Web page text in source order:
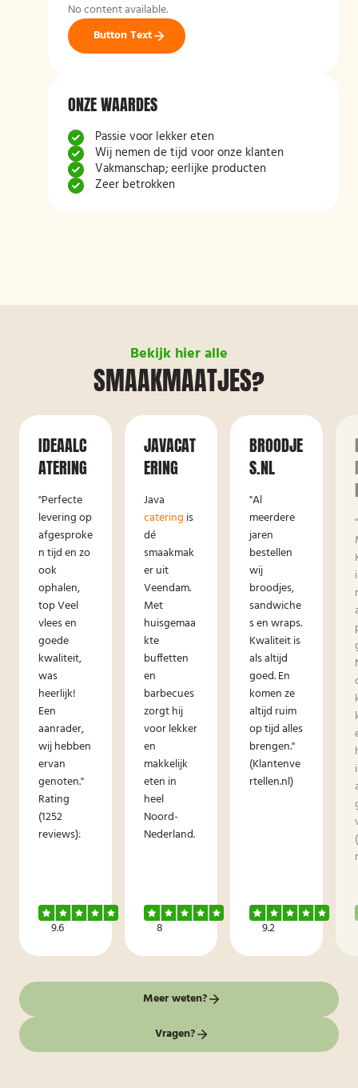
No content available.
Button Text
ONZE WAARDES
Passie voor lekker eten
Wij nemen de tijd voor onze klanten
Vakmanschap; eerlijke producten
Zeer betrokken
Bekijk hier alle
SMAAKMAATJES?
IDEAALC
ATERING
"Perfecte
levering op
afgesproke
n tijd en zo
ook
ophalen,
top Veel
vlees en
goede
kwaliteit,
was
heerlijk!
Een
aanrader,
wij hebben
ervan
genoten."
Rating
(1252
reviews):
9.6
JAVACAT
ERING
Java
catering is
dé
smaakmak
er uit
Veendam.
Met
huisgemaa
kte
buffetten
en
barbecues
zorgt hij
voor lekker
en
makkelijk
eten in
heel
Noord-
Nederland.
8
BROODJE
S.NL
"Al
meerdere
jaren
bestellen
wij
broodjes,
sandwiche
s en wraps.
Kwaliteit is
als altijd
goed. En
komen ze
altijd ruim
op tijd alles
brengen."
(Klantenve
rtellen.nl)
9.2
Meer weten?
Vragen?